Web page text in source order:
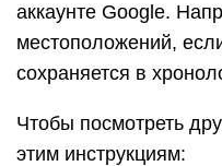
аккаунте Google.
местоположений,
сохраняется в
Чтобы посмотреть
этим инструкциям: